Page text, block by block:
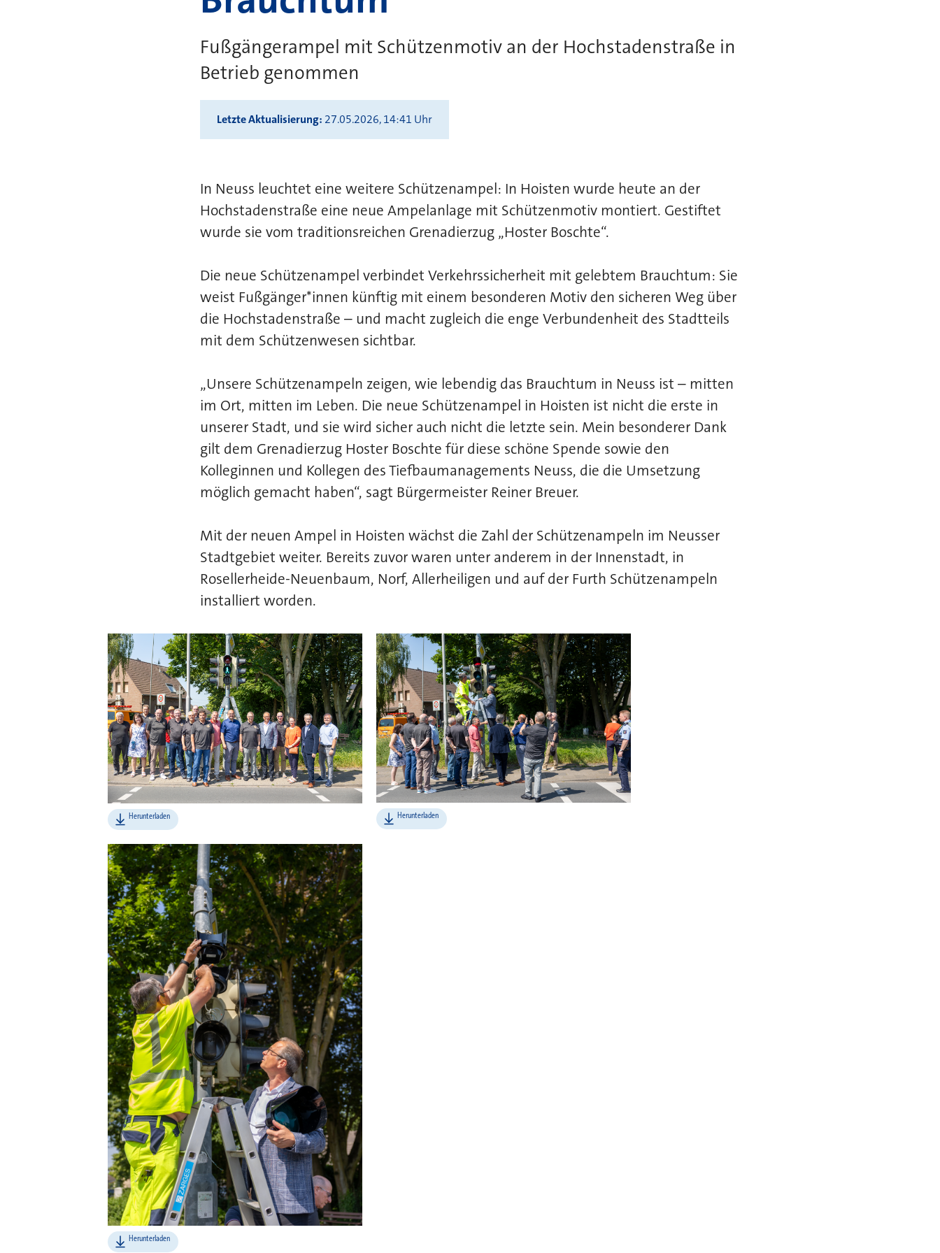
Fußgängerampel mit Schützenmotiv an der Hochstadenstraße in
Betrieb genommen
Letzte Aktualisierung 27.05.2026, 14:41 Uhr
In Neuss leuchtet eine weitere Schützenampel: In Hoisten wurde heute an der
Hochstadenstraße eine neue Ampelanlage mit Schützenmotiv montiert. Gestiftet
wurde sie vom traditionsreichen Grenadierzug „Hoster Boschte“.
Die neue Schützenampel verbindet Verkehrssicherheit mit gelebtem Brauchtum: Sie
weist Fußgänger*innen künftig mit einem besonderen Motiv den sicheren Weg über
die Hochstadenstraße – und macht zugleich die enge Verbundenheit des Stadtteils
mit dem Schützenwesen sichtbar.
„Unsere Schützenampeln zeigen, wie lebendig das Brauchtum in Neuss ist – mitten
im Ort, mitten im Leben. Die neue Schützenampel in Hoisten ist nicht die erste in
unserer Stadt, und sie wird sicher auch nicht die letzte sein. Mein besonderer Dank
gilt dem Grenadierzug Hoster Boschte für diese schöne Spende sowie den
Kolleginnen und Kollegen des Tiefbaumanagements Neuss, die die Umsetzung
möglich gemacht haben“, sagt Bürgermeister Reiner Breuer.
Mit der neuen Ampel in Hoisten wächst die Zahl der Schützenampeln im Neusser
Stadtgebiet weiter. Bereits zuvor waren unter anderem in der Innenstadt, in
Rosellerheide-Neuenbaum, Norf, Allerheiligen und auf der Furth Schützenampeln
installiert worden.
Bilder
Herunterladen Herunterladen
Herunterladen